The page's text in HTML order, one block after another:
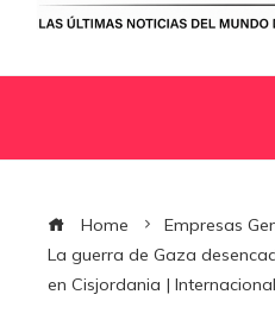
Home
Empresas
La guerra de Gaza
en Cisjordania | Internacional